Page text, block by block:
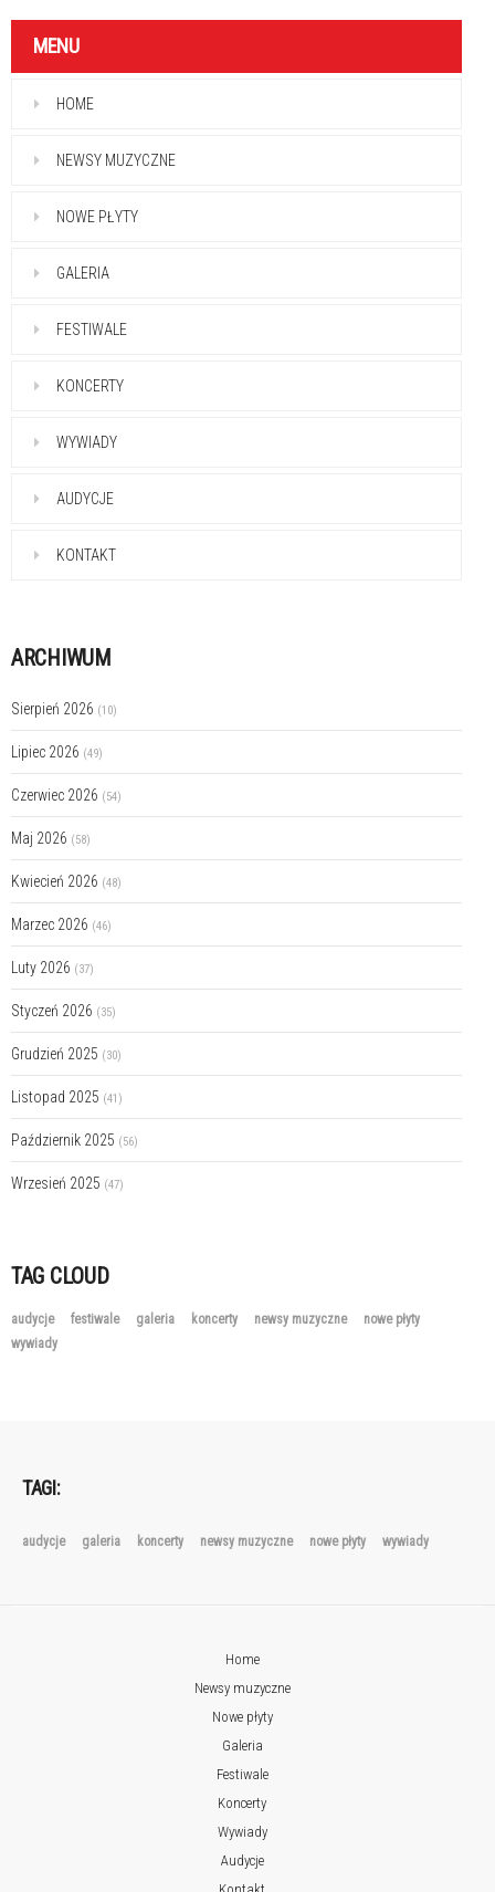
MENU
HOME
NEWSY MUZYCZNE
NOWE PŁYTY
GALERIA
FESTIWALE
KONCERTY
WYWIADY
AUDYCJE
KONTAKT
ARCHIWUM
Sierpień 2026 (10)
Lipiec 2026 (49)
Czerwiec 2026 (54)
Maj 2026 (58)
Kwiecień 2026 (48)
Marzec 2026 (46)
Luty 2026 (37)
Styczeń 2026 (35)
Grudzień 2025 (30)
Listopad 2025 (41)
Październik 2025 (56)
Wrzesień 2025 (47)
TAG CLOUD
audycje festiwale galeria koncerty newsy muzyczne
nowe płyty
wywiady
TAGI:
audycje galeria koncerty newsy muzyczne nowe płyty wywiady
Home
Newsy muzyczne
Nowe płyty
Galeria
Festiwale
Koncerty
Wywiady
Audycje